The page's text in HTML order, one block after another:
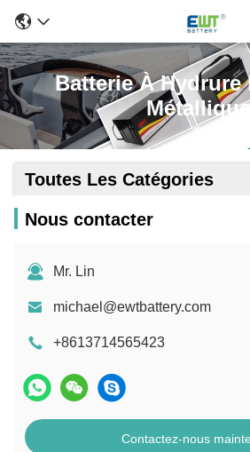
Batterie À Hydrure
Métallique
Toutes Les Catégories
Nous contacter
Mr. Lin
michael@ewtbattery.com
+8613714565423
Contactez-nous